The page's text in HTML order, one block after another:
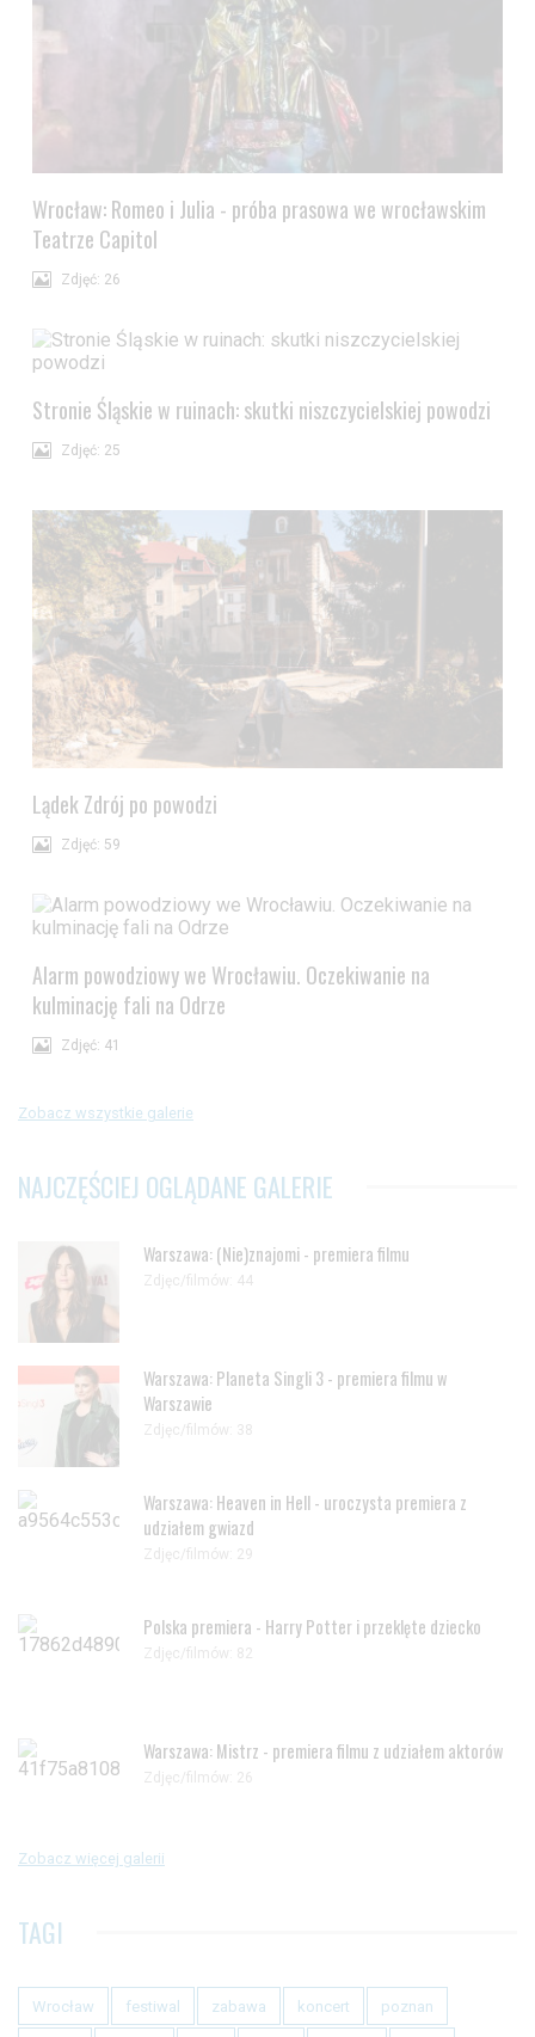
Wrocław: Romeo i Julia - próba prasowa we wrocławskim
Teatrze Capitol
Zdjęć: 26
Stronie Śląskie w ruinach: skutki niszczycielskiej powodzi
Zdjęć: 25
Lądek Zdrój po powodzi
Zdjęć: 59
Alarm powodziowy we Wrocławiu. Oczekiwanie na
kulminację fali na Odrze
Zdjęć: 41
Zobacz wszystkie galerie
NAJCZĘŚCIEJ OGLĄDANE GALERIE
Warszawa: (Nie)znajomi - premiera filmu
Zdjęc/filmów: 44
Warszawa: Planeta Singli 3 - premiera filmu w
Warszawie
Zdjęc/filmów: 38
Warszawa: Heaven in Hell - uroczysta premiera z
udziałem gwiazd
Zdjęc/filmów: 29
Polska premiera - Harry Potter i przeklęte dziecko
Zdjęc/filmów: 82
Warszawa: Mistrz - premiera filmu z udziałem aktorów
Zdjęc/filmów: 26
Zobacz więcej galerii
TAGI
Wrocław festiwal zabawa koncert poznan